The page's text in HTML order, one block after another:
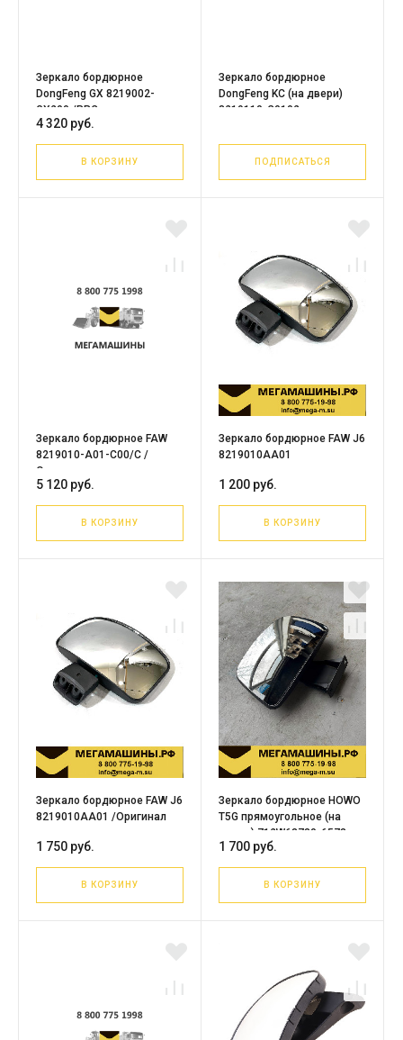
Зеркало бордюрное
DongFeng GX 8219002-
GX200 /PRC
4 320 руб.
В КОРЗИНУ
Зеркало бордюрное
DongFeng KC (на двери)
8219110-C0102
ПОДПИСАТЬСЯ
Зеркало бордюрное FAW
8219010-A01-C00/C /
Оригинал
5 120 руб.
В КОРЗИНУ
Зеркало бордюрное FAW J6
8219010AA01
1 200 руб.
В КОРЗИНУ
Зеркало бордюрное FAW J6
8219010AA01 /Оригинал
1 750 руб.
В КОРЗИНУ
Зеркало бордюрное HOWO
T5G прямоугольное (на
дверь) 712W63730-6573
1 700 руб.
В КОРЗИНУ